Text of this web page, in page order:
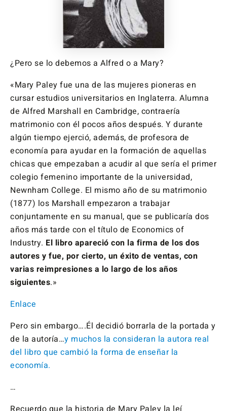
¿Pero se lo debemos a Alfred o a Mary?
«Mary Paley fue una de las mujeres pioneras en
cursar estudios universitarios en Inglaterra. Alumna
de Alfred Marshall en Cambridge, contraería
matrimonio con él pocos años después. Y durante
algún tiempo ejerció, además, de profesora de
economía para ayudar en la formación de aquellas
chicas que empezaban a acudir al que sería el primer
colegio femenino importante de la universidad,
Newnham College. El mismo año de su matrimonio
(1877) los Marshall empezaron a trabajar
conjuntamente en su manual, que se publicaría dos
años más tarde con el título de Economics of
Industry. El libro apareció con la firma de los dos
autores y fue, por cierto, un éxito de ventas, con
varias reimpresiones a lo largo de los años
siguientes.»
Enlace
Pero sin embargo….Él decidió borrarla de la portada y
de la autoría…y muchos la consideran la autora real
del libro que cambió la forma de enseñar la
economía.
…